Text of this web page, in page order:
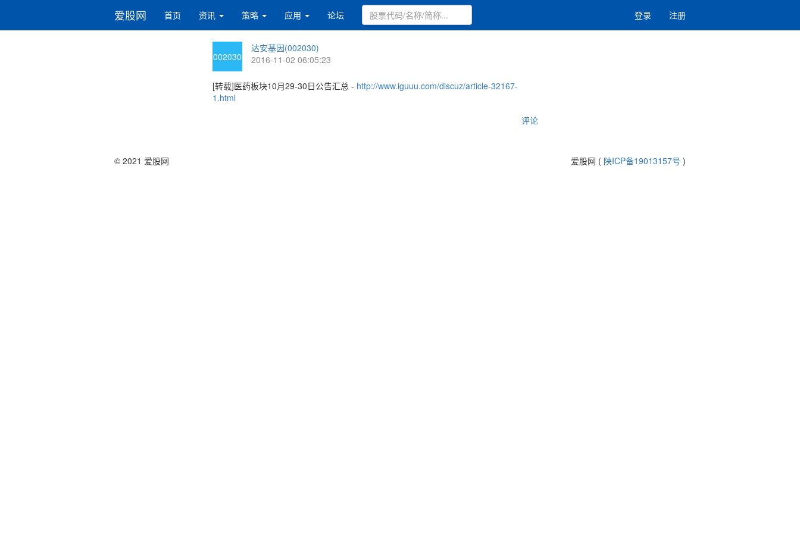
爱股网 首页 资讯 策略 应用 论坛 登录 注册
002030
达安基因(002030)
2016-11-02 06:05:23
[转载]医药板块10月29-30日公告汇总 - http://www.iguuu.com/discuz/article-32167-
1.html
评论
© 2021 爱股网 爱股网 ( 陕ICP备19013157号 )